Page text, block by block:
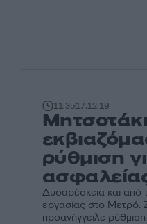
11:3517.12.19
ρύθμιση
Δυσαρέσκεια και από
εργασίας στο Μετρό.
προανήγγειλε